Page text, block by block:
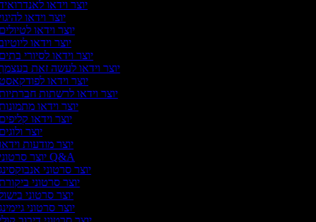
יוצר וידאו
יוצר וידאו
יוצר וידאו
יוצר וידאו
יוצר וידאו לסיורי
יוצר וידאו לעשה זאת
יוצר וידאו
יוצר וידאו לרשתות
יוצר וידאו
יוצר וידאו
יוצר
יוצר מודעות
יוצר סרטוני Q&A
יוצר סרטוני
יוצר סרטוני
יוצר סרטוני
יוצר סרטוני